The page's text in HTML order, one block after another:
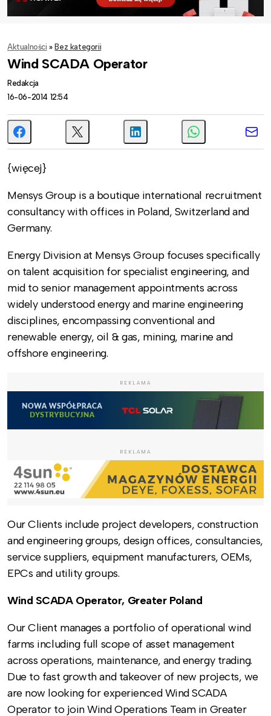
Aktualności » Bez kategorii
Wind SCADA Operator
Redakcja
16-06-2014 12:54
{więcej}
Mensys Group is a boutique international recruitment
consultancy with offices in Poland, Switzerland and
Germany.
Energy Division at Mensys Group focuses specifically
on talent acquisition for specialist engineering, and
mid to senior management appointments across
widely understood energy and marine engineering
disciplines, encompassing conventional and
renewable energy, oil & gas, mining, marine and
offshore engineering.
REKLAMA
REKLAMA
Our Clients include project developers, construction
and engineering groups, design offices, consultancies,
service suppliers, equipment manufacturers, OEMs,
EPCs and utility groups.
Wind SCADA Operator, Greater Poland
Our Client manages a portfolio of operational wind
farms including full scope of asset management
across operations, maintenance, and energy trading.
Due to fast growth and takeover of new projects, we
are now looking for experienced Wind SCADA
Operator to join Wind Operations Team in Greater